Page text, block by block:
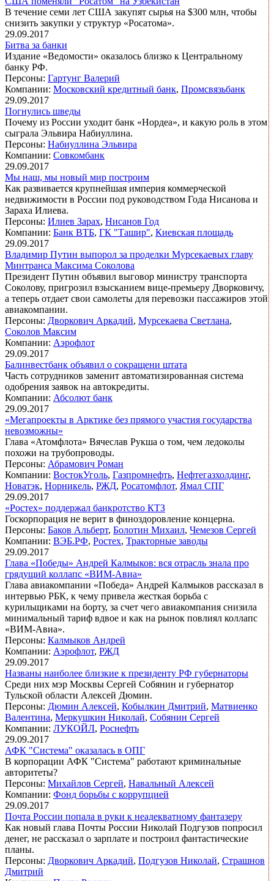
В течение семи лет США закупят сырья на $300 млн, чтобы
снизить закупки у структур «Росатома».
29.09.2017
Битва за банки
Издание «Ведомости» оказалось близко к Центральному
банку РФ.
Персоны: Гартунг Валерий
Компании: Московский кредитный банк, Промсвязьбанк
29.09.2017
Погнулись шведы
Почему из России уходит банк «Нордеа», и какую роль в этом
сыграла Эльвира Набиуллина.
Персоны: Набиуллина Эльвира
Компании: Совкомбанк
29.09.2017
Мы наш, мы новый мир построим
Как развивается крупнейшая империя коммерческой
недвижимости в России под руководством Года Нисанова и
Зараха Илиева.
Персоны: Илиев Зарах, Нисанов Год
Компании: Банк ВТБ, ГК "Ташир", Киевская площадь
29.09.2017
Владимир Путин выпорол за проделки Мурсекаевых главу
Минтранса Максима Соколова
Президент Путин объявил выговор министру транспорта
Соколову, пригрозил взысканием вице-премьеру Дворковичу,
а теперь отдает свои самолеты для перевозки пассажиров этой
авиакомпании.
Персоны: Дворкович Аркадий, Мурсекаева Светлана,
Соколов Максим
Компании: Аэрофлот
29.09.2017
Балинвестбанк объявил о сокращени штата
Часть сотрудников заменит автоматизированная система
одобрения заявок на автокредиты.
Компании: Абсолют банк
29.09.2017
«Мегапроекты в Арктике без прямого участия государства
невозможны»
Глава «Атомфлота» Вячеслав Рукша о том, чем ледоколы
похожи на трубопроводы.
Персоны: Абрамович Роман
Компании: ВостокУголь, Газпромнефть, Нефтегазхолдинг,
Новатэк, Норникель, РЖД, Росатомфлот, Ямал СПГ
29.09.2017
«Ростех» поддержал банкротство КТЗ
Госкорпорация не верит в финоздоровление концерна.
Персоны: Баков Альберт, Болотин Михаил, Чемезов Сергей
Компании: ВЭБ.РФ, Ростех, Тракторные заводы
29.09.2017
Глава «Победы» Андрей Калмыков: вся отрасль знала про
грядущий коллапс «ВИМ-Авиа»
Глава авиакомпании «Победа» Андрей Калмыков рассказал в
интервью РБК, к чему привела жесткая борьба с
курильщиками на борту, за счет чего авиакомпания снизила
минимальный тариф вдвое и как на рынок повлиял коллапс
«ВИМ-Авиа».
Персоны: Калмыков Андрей
Компании: Аэрофлот, РЖД
29.09.2017
Названы наиболее близкие к президенту РФ губернаторы
Среди них мэр Москвы Сергей Собянин и губернатор
Тульской области Алексей Дюмин.
Персоны: Дюмин Алексей, Кобылкин Дмитрий, Матвиенко
Валентина, Меркушкин Николай, Собянин Сергей
Компании: ЛУКОЙЛ, Роснефть
29.09.2017
АФК "Система" оказалась в ОПГ
В корпорации АФК "Система" работают криминальные
авторитеты?
Персоны: Михайлов Сергей, Навальный Алексей
Компании: Фонд борьбы с коррупцией
29.09.2017
Почта России попала в руки к неадекватному фантазеру
Как новый глава Почты России Николай Подгузов попросил
денег, не рассказал о зарплате и построил фантастические
планы.
Персоны: Дворкович Аркадий, Подгузов Николай, Страшнов
Дмитрий